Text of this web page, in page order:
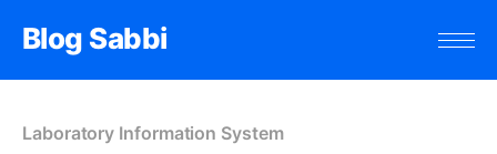
Blog Sabbi
Laboratory Information System